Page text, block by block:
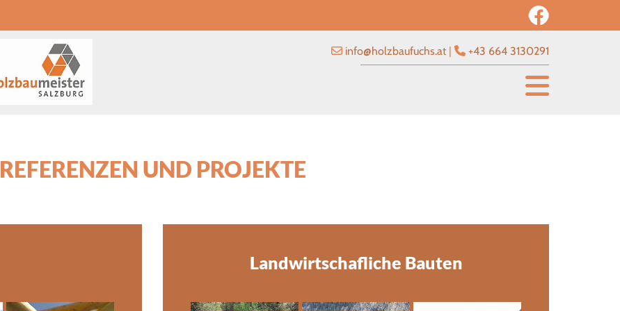
 info@holzbaufuchs.at |  +43 664 3130291
REFERENZEN UND PROJEKTE
Landwirtschafliche Bauten